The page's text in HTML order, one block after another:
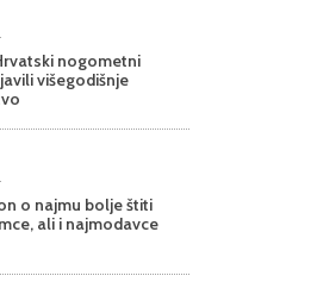
nogometni
višegodišnje
o najmu bolje štiti
ali i najmodavce